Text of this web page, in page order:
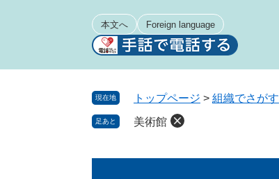
本文へ Foreign language
現在地 トップページ > 組織でさがす
足あと 美術館